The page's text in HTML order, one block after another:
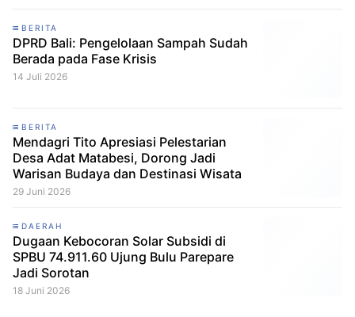
BERITA
DPRD Bali: Pengelolaan Sampah Sudah
Berada pada Fase Krisis
14 Juli 2026
BERITA
Mendagri Tito Apresiasi Pelestarian
Desa Adat Matabesi, Dorong Jadi
Warisan Budaya dan Destinasi Wisata
29 Juni 2026
DAERAH
Dugaan Kebocoran Solar Subsidi di
SPBU 74.911.60 Ujung Bulu Parepare
Jadi Sorotan
18 Juni 2026